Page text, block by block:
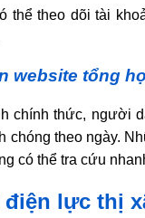
thể theo dõi tài
website tổng
chính thức, người
chóng theo ngày.
có thể tra cứu
lực thị